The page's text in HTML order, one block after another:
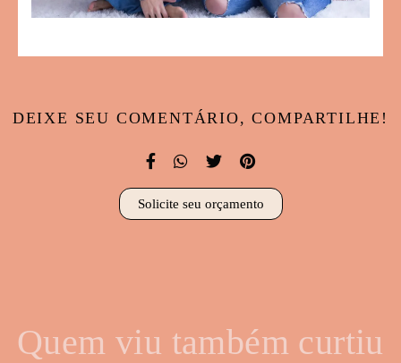
DEIXE SEU COMENTÁRIO, COMPARTILHE!
Solicite seu orçamento
Quem viu também curtiu